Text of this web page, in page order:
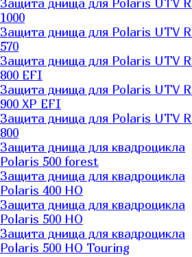
Защита днища для Polaris UTV
1000
Защита днища для Polaris UTV
570
Защита днища для Polaris UTV
800 EFI
Защита днища для Polaris UTV
900 XP EFI
Защита днища для Polaris UTV
800
Защита днища для квадроцикла
Polaris 500 forest
Защита днища для квадроцикла
Polaris 400 HO
Защита днища для квадроцикла
Polaris 500 HO
Защита днища для квадроцикла
Polaris 500 HO Touring